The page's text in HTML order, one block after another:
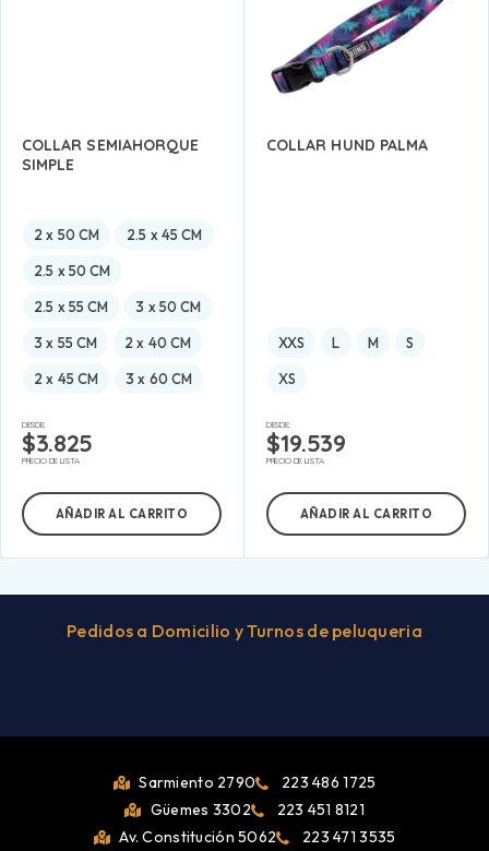
COLLAR SEMIAHORQUE
SIMPLE
2 x 50 CM 2.5 x 45 CM
2.5 x 50 CM
2.5 x 55 CM 3 x 50 CM
3 x 55 CM 2 x 40 CM
2 x 45 CM 3 x 60 CM
DESDE:
$3.825
PRECIO DE LISTA
AÑADIR AL CARRITO
COLLAR HUND PALMA
XXS L M S
XS
DESDE:
$19.539
PRECIO DE LISTA
AÑADIR AL CARRITO
Pedidos a Domicilio y Turnos de peluqueria
Sarmiento 2790
223 486 1725
Güemes 3302
223 451 8121
Av. Constitución 5062
223 471 3535